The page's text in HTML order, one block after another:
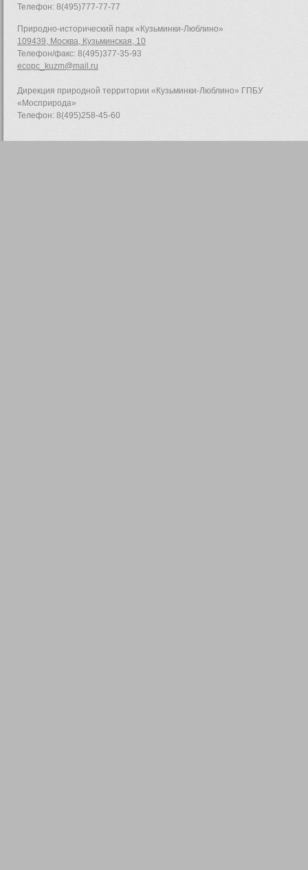
Телефон: 8(495)777-77-77
Природно-исторический парк «Кузьминки-Люблино»
109439, Москва, Кузьминская, 10
Телефон/факс: 8(495)377-35-93
ecopc_kuzm@mail.ru
Дирекция природной территории «Кузьминки-Люблино» ГПБУ
«Мосприрода»
Телефон: 8(495)258-45-60